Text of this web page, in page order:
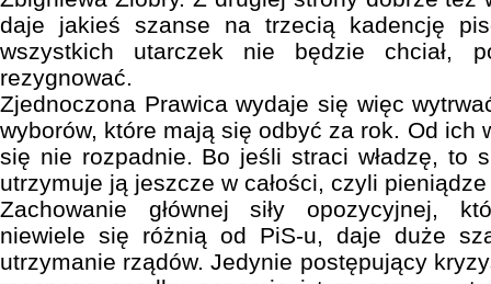
daje jakieś szanse na trzecią kadencję
wszystkich utarczek nie będzie chciał,
rezygnować.
Zjednoczona Prawica wydaje się więc
wyborów, które mają się odbyć za rok. Od ich
się nie rozpadnie. Bo jeśli straci władzę, to
utrzymuje ją jeszcze w całości, czyli pieniądze
Zachowanie głównej siły opozycyjnej,
niewiele się różnią od PiS-u, daje duże
utrzymanie rządów. Jedynie postępujący